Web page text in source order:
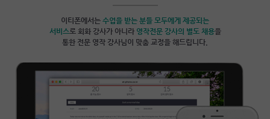
이티폰에서는 수업을 받는 분들 모두에게 제공되는
서비스로 회화 강사가 아니라 영작전문 강사의 별도 채용을
통한 전문 영작 강사님이 맞춤 교정을 해드립니다.